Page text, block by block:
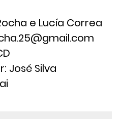
e Lucía Correa
José Silva